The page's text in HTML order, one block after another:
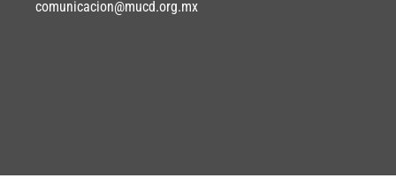
comunicacion@mucd.org.mx